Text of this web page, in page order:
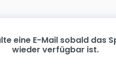
eine E-Mail sobald das
wieder verfügbar ist.